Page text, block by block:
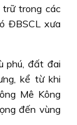
trữ trong các
ÐBSCL xưa
phú, đất đai
kể từ khi
Mê Kông
đến vùng